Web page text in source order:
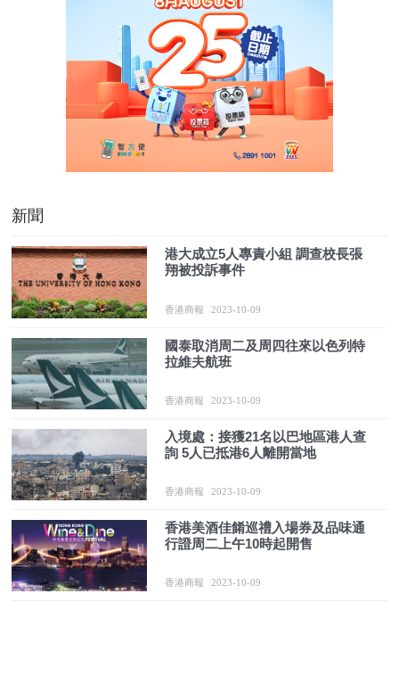
新聞
港大成立5人專責小組 調查校長張
翔被投訴事件
香港商報 2023-10-09
國泰取消周二及周四往來以色列特
拉維夫航班
香港商報 2023-10-09
入境處：接獲21名以巴地區港人查
詢 5人已抵港6人離開當地
香港商報 2023-10-09
香港美酒佳餚巡禮入場券及品味通
行證周二上午10時起開售
香港商報 2023-10-09